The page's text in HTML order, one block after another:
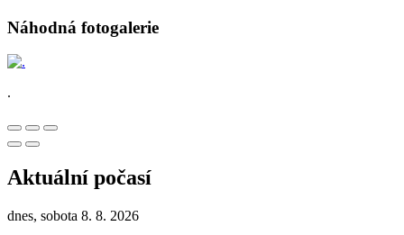
Náhodná fotogalerie
.
Aktuální počasí
dnes, sobota 8. 8. 2026